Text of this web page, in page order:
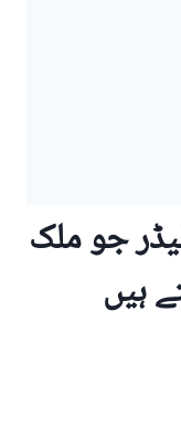
جو ملک
ہیں